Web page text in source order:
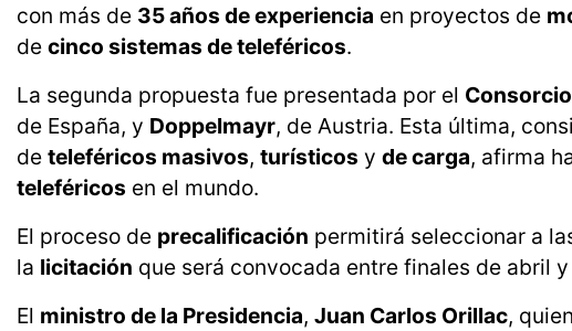
con más de 35 años de experiencia en proyectos de
de cinco sistemas de teleféricos.
La segunda propuesta fue presentada por el
de España, y Doppelmayr, de Austria. Esta última,
de teleféricos masivos, turísticos y de carga, afirma
teleféricos en el mundo.
El proceso de precalificación permitirá seleccionar a
la licitación que será convocada entre finales de abril
El ministro de la Presidencia, Juan Carlos Orillac,